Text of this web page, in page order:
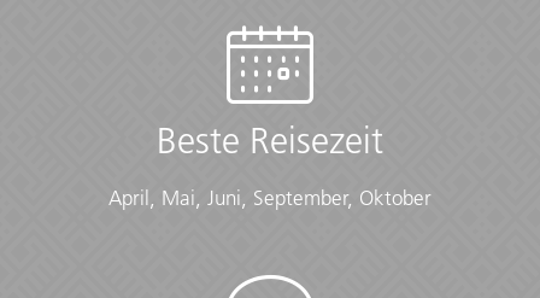
Hotels/Pensionen (8 N), von G Adventures unterstützte
Lodge / einfache Hotels (2 N, Mehrbettzimmer)
• Long-sleeved shirts or sweater
Beste Reisezeit
April, Mai, Juni, September, Oktober